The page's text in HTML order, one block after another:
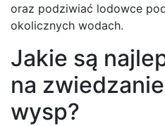
oraz podziwiać lodowce
okolicznych wodach.
Jakie są
na
wysp?